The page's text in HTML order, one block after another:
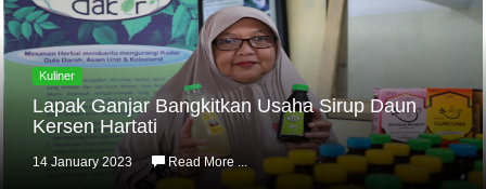
Kuliner
Lapak Ganjar Bangkitkan Usaha Sirup Daun
Kersen Hartati
14 January 2023 Read More ...